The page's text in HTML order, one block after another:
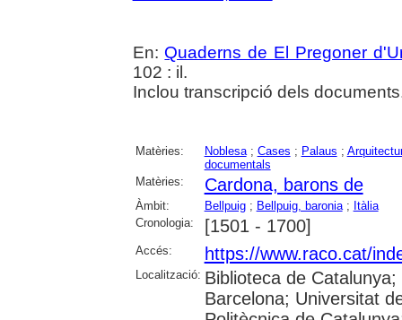
En: Quaderns de El Pregoner
102 : il.
Inclou transcripció dels
Matèries: Noblesa; Cases ; Palaus ;
documentals
Matèries:
Cardona, barons de
Àmbit: Bellpuig; Bellpuig, baronia; Itàlia
Cronologia:
[1501 - 1700]
Accés: https://www.raco.cat/
Localització: Biblioteca de
Barcelona; Universitat